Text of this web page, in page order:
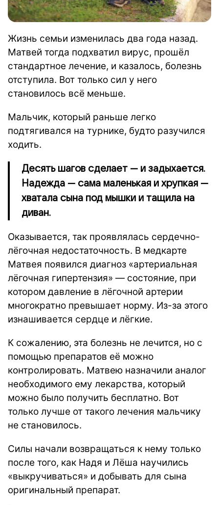
Жизнь семьи изменилась два года назад.
Матвей тогда подхватил вирус, прошёл
стандартное лечение, и казалось, болезнь
отступила. Вот только сил у него
становилось всё меньше.
Мальчик, который раньше легко
подтягивался на турнике, будто разучился
ходить.
Десять шагов сделает — и задыхается.
Надежда — сама маленькая и хрупкая —
хватала сына под мышки и тащила на
диван.
Оказывается, так проявлялась сердечно-
лёгочная недостаточность. В медкарте
Матвея появился диагноз «артериальная
лёгочная гипертензия» — состояние, при
котором давление в лёгочной артерии
многократно превышает норму. Из-за этого
изнашивается сердце и лёгкие.
К сожалению, эта болезнь не лечится, но с
помощью препаратов её можно
контролировать. Матвею назначили аналог
необходимого ему лекарства, который
можно было получить бесплатно. Вот
только лучше от такого лечения мальчику
не становилось.
Силы начали возвращаться к нему только
после того, как Надя и Лёша научились
«выкручиваться» и добывать для сына
оригинальный препарат.